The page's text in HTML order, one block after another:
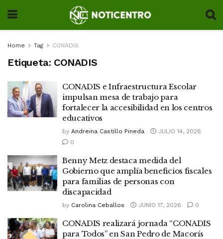
Home Tag CONADIS
Etiqueta: CONADIS
CONADIS e Infraestructura Escolar
impulsan mesa de trabajo para
fortalecer la accesibilidad en los centros
educativos
by Andreina Castillo Pineda
JULIO 14, 2026
0
Benny Metz destaca medida del
Gobierno que amplía beneficios fiscales
para familias de personas con
discapacidad
by Carolina Ceballos JUNIO 17, 2026 0
CONADIS realizará jornada “CONADIS
para Todos” en San Pedro de Macorís